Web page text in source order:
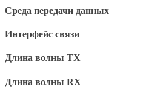
Среда передачи данных
Интерфейс связи
Длина волны TX
Длина волны RX